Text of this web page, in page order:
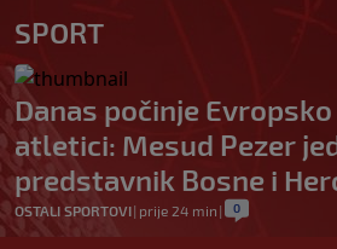
SPORT
Danas počinje
atletici: Mesud Pezer
predstavnik Bosne i
OSTALI SPORTOVI| prije 24 min | 0